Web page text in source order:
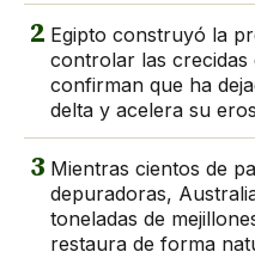
2 Egipto construyó la
controlar las
confirman que ha
delta y acelera su
3 Mientras cientos de
depuradoras,
toneladas de
restaura de forma